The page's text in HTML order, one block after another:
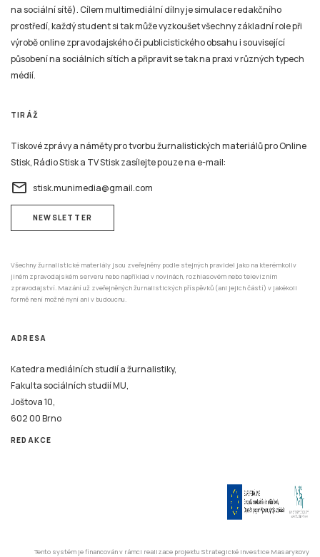
na sociální sítě). Cílem multimediální dílny je simulace redakčního
prostředí, každý student si tak může vyzkoušet všechny základní role při
výrobě online zpravodajského či publicistického obsahu i související
působení na sociálních sítích a připravit se tak na praxi v různých typech
médií.
TIRÁŽ
Tiskové zprávy a náměty pro tvorbu žurnalistických materiálů pro Online
Stisk, Rádio Stisk a TV Stisk zasílejte pouze na e-mail:
email stisk.munimedia@gmail.com
NEWSLETTER
Všechny žurnalistické materiály jsou zveřejněny podle stejných pravidel jako na kterémkoliv
jiném zpravodajském serveru nebo například v novinách, rozhlasovém nebo televizním
zpravodajství. Mazání už zveřejněných žurnalistických příspěvků (ani jejich částí) v jakékoli
formě není možné nyní ani v budoucnu.
ADRESA
Katedra mediálních studií a žurnalistiky,
Fakulta sociálních studií MU,
Joštova 10,
602 00 Brno
REDAKCE
Tento systém je financován v rámci realizace projektu Strategické investice Masarykovy